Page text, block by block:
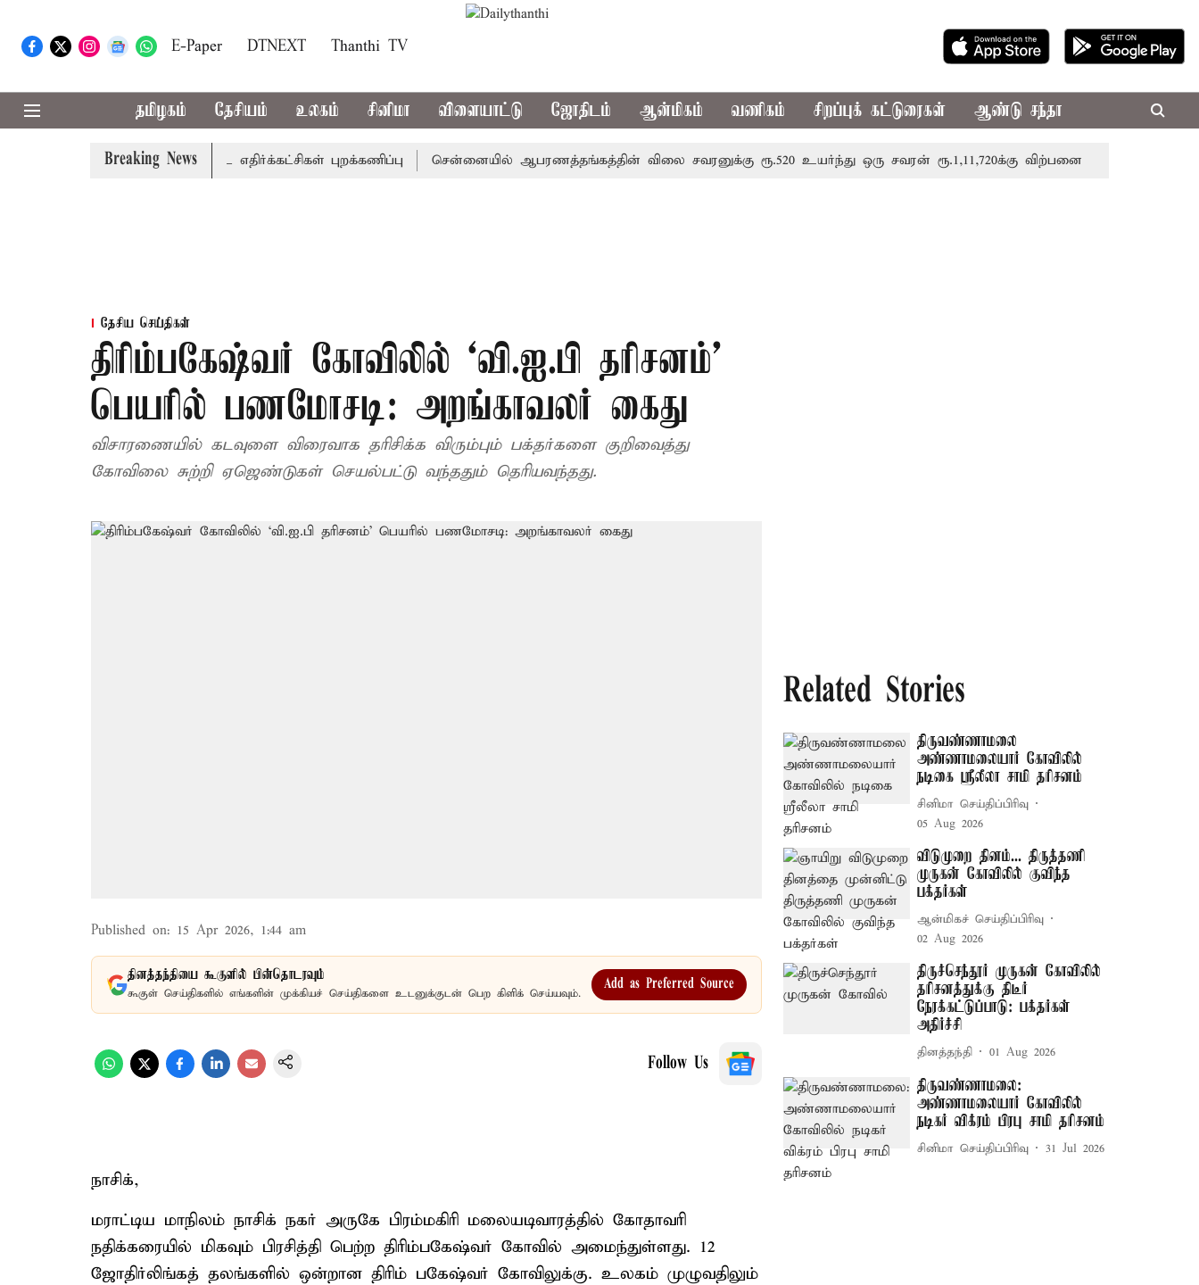
E-Paper DTNEXT Thanthi TV
தமிழகம் தேசியம் உலகம் சினிமா விளையாட்டு ஜோதிடம் ஆன்மிகம் வணிகம் சிறப்புக் கட்டுரைகள் ஆண்டு சந்தா
Breaking News
தி.மு.க. உள்ளிட்ட எதிர்க்கட்சிகள் புறக்கணிப்பு சென்னையில் ஆபரணத்தங்கத்தின் விலை சவரனுக்கு ரூ.520 உயர்ந்து ஒரு சவரன் ரூ.1,11,720க்கு விற்பனை திருவண்ணாமலை
தேசிய செய்திகள்
திரிம்பகேஷ்வர் கோவிலில் ‘வி.ஐ.பி தரிசனம்’
பெயரில் பணமோசடி: அறங்காவலர் கைது
விசாரணையில் கடவுளை விரைவாக தரிசிக்க விரும்பும் பக்தர்களை குறிவைத்து
கோவிலை சுற்றி ஏஜெண்டுகள் செயல்பட்டு வந்ததும் தெரியவந்தது.
Published on: 15 Apr 2026, 1:44 am
தினத்தந்தியை கூகுளில் பின்தொடரவும்
கூகுள் செய்திகளில் எங்களின் முக்கியச் செய்திகளை உடனுக்குடன் பெற கிளிக் செய்யவும்.
Add as Preferred Source
Follow Us
நாசிக்,
மராட்டிய மாநிலம் நாசிக் நகர் அருகே பிரம்மகிரி மலையடிவாரத்தில் கோதாவரி
நதிக்கரையில் மிகவும் பிரசித்தி பெற்ற திரிம்பகேஷ்வர் கோவில் அமைந்துள்ளது. 12
ஜோதிர்லிங்கத் தலங்களில் ஒன்றான திரிம் பகேஷ்வர் கோவிலுக்கு. உலகம் முழுவதிலும்
Related Stories
திருவண்ணாமலை
அண்ணாமலையார் கோவிலில்
நடிகை ஸ்ரீலீலா சாமி தரிசனம்
சினிமா செய்திப்பிரிவு
05 Aug 2026
விடுமுறை தினம்... திருத்தணி
முருகன் கோவிலில் குவிந்த
பக்தர்கள்
ஆன்மிகச் செய்திப்பிரிவு
02 Aug 2026
திருச்செந்தூர் முருகன் கோவிலில்
தரிசனத்துக்கு திடீர்
நேரக்கட்டுப்பாடு: பக்தர்கள்
அதிர்ச்சி
தினத்தந்தி 01 Aug 2026
திருவண்ணாமலை:
அண்ணாமலையார் கோவிலில்
நடிகர் விக்ரம் பிரபு சாமி தரிசனம்
சினிமா செய்திப்பிரிவு 31 Jul 2026